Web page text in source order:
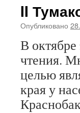
II
Опубликовано
В октябре
чтения.
целью
края у